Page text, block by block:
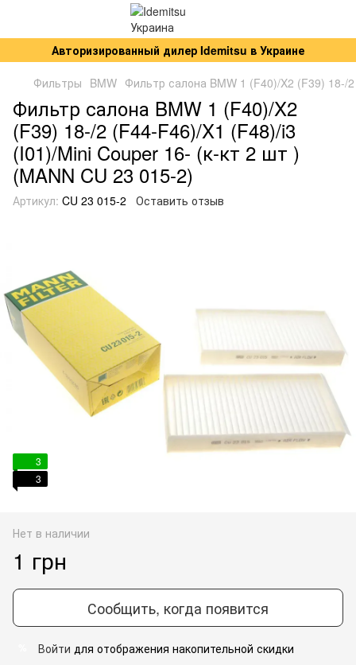
Авторизированный дилер Idemitsu в Украине
Фильтры BMW Фильтр салона BMW 1 (F40)/X2 (F39) 18-/
Фильтр салона BMW 1 (F40)/X2
(F39) 18-/2 (F44-F46)/X1 (F48)/i3
(I01)/Mini Couper 16- (к-кт 2 шт )
(MANN CU 23 015-2)
Артикул: CU 23 015-2 Оставить отзыв
3
3
Нет в наличии
1 грн
Сообщить, когда появится
Войти для отображения накопительной скидки